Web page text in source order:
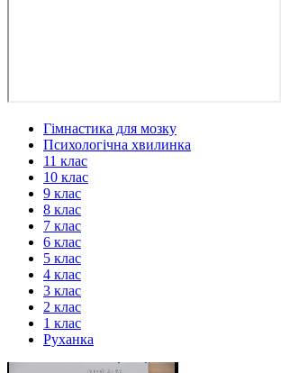
Гімнастика для мозку
Психологічна хвилинка
11 клас
10 клас
9 клас
8 клас
7 клас
6 клас
5 клас
4 клас
3 клас
2 клас
1 клас
Руханка